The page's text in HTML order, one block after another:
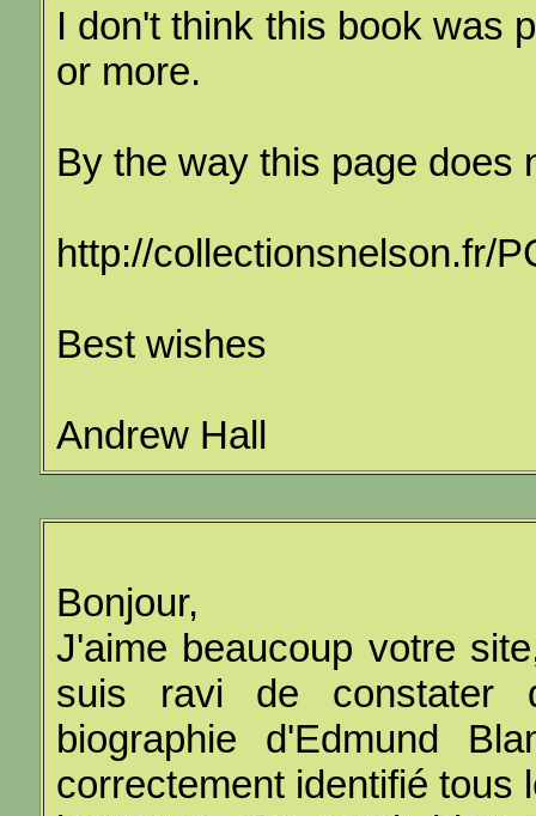
I don't think this book was
or more.
By the way this page does
http://collectionsnelson.fr/
Best wishes
Andrew Hall
Bonjour,
J'aime beaucoup votre
suis ravi de constater
biographie d'Edmund
correctement identifié tous